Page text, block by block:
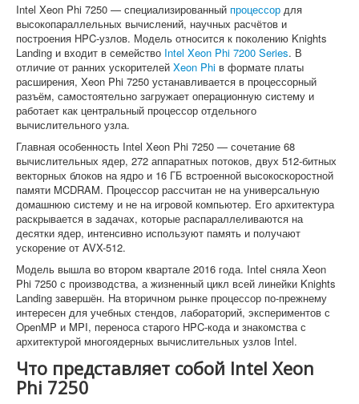
Intel Xeon Phi 7250 — специализированный процессор для
высокопараллельных вычислений, научных расчётов и
построения HPC-узлов. Модель относится к поколению Knights
Landing и входит в семейство Intel Xeon Phi 7200 Series. В
отличие от ранних ускорителей Xeon Phi в формате платы
расширения, Xeon Phi 7250 устанавливается в процессорный
разъём, самостоятельно загружает операционную систему и
работает как центральный процессор отдельного
вычислительного узла.
Главная особенность Intel Xeon Phi 7250 — сочетание 68
вычислительных ядер, 272 аппаратных потоков, двух 512-битных
векторных блоков на ядро и 16 ГБ встроенной высокоскоростной
памяти MCDRAM. Процессор рассчитан не на универсальную
домашнюю систему и не на игровой компьютер. Его архитектура
раскрывается в задачах, которые распараллеливаются на
десятки ядер, интенсивно используют память и получают
ускорение от AVX-512.
Модель вышла во втором квартале 2016 года. Intel сняла Xeon
Phi 7250 с производства, а жизненный цикл всей линейки Knights
Landing завершён. На вторичном рынке процессор по-прежнему
интересен для учебных стендов, лабораторий, экспериментов с
OpenMP и MPI, переноса старого HPC-кода и знакомства с
архитектурой многоядерных вычислительных узлов Intel.
Что представляет собой Intel Xeon
Phi 7250